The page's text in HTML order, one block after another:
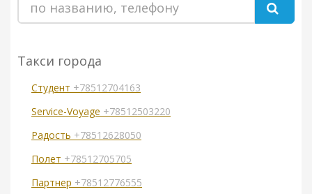
Такси города
Студент +78512704163
Service-Voyage +78512503220
Радость +78512628050
Полет +78512705705
Партнер +78512776555